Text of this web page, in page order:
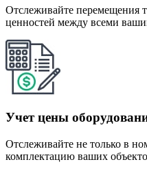
Отслеживайте перемещения
ценностей между всеми
Учет цены
Отслеживайте не только в
комплектацию ваших